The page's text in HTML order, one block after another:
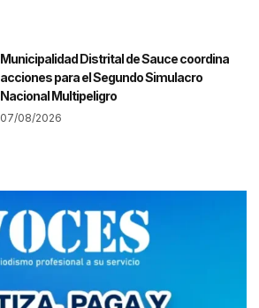
Municipalidad Distrital de Sauce coordina
acciones para el Segundo Simulacro
Nacional Multipeligro
07/08/2026